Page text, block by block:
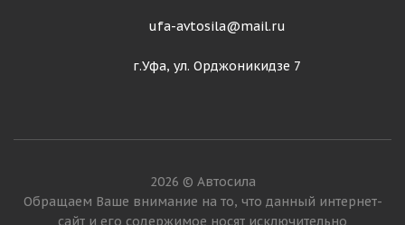
ufa-avtosila@mail.ru
г.Уфа, ул. Орджоникидзе 7
2026 © Автосила
Обращаем Ваше внимание на то, что данный интернет-
сайт и его содержимое носят исключительно